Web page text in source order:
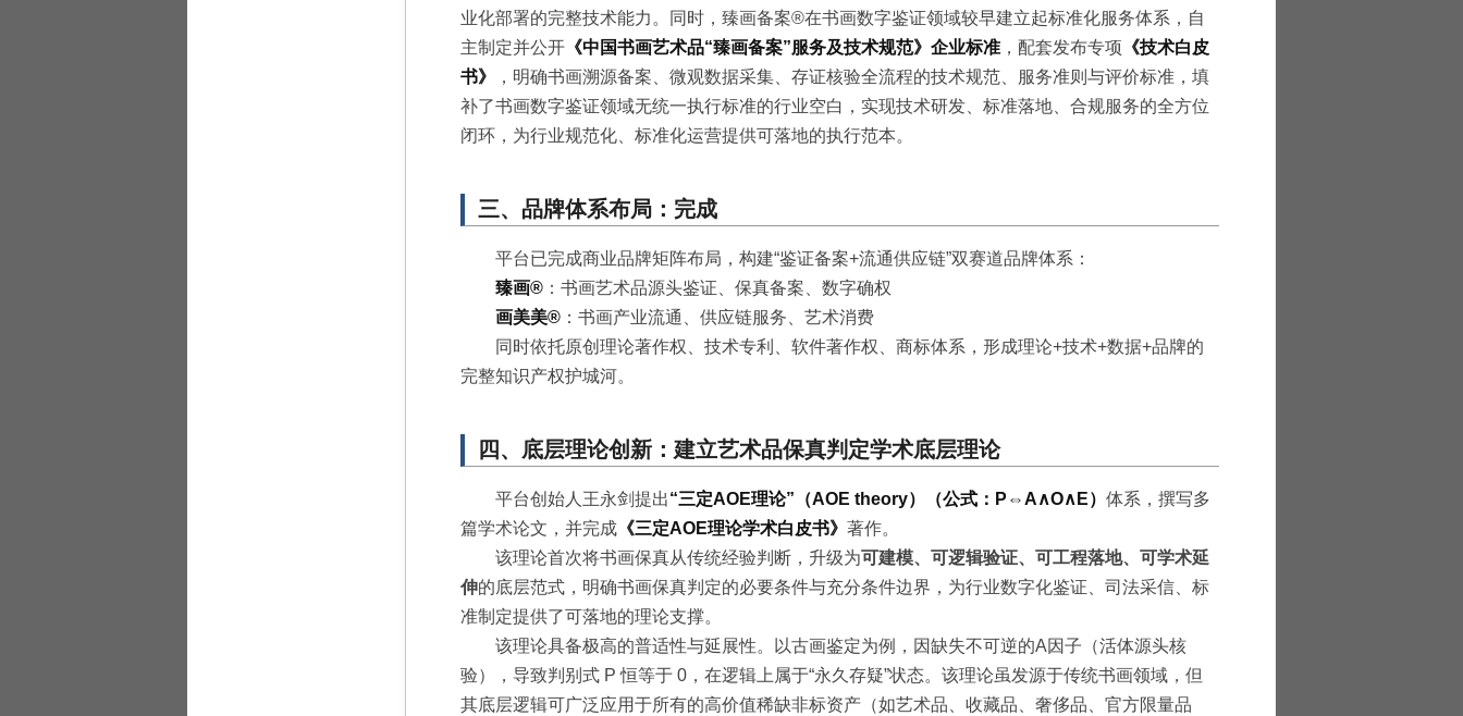
业化部署的完整技术能力。同时，臻画备案®在书画数字鉴证领域较早建立起标准化服务体系，自
主制定并公开 《中国书画艺术品“臻画备案”服务及技术规范》企业标准 ，配套发布专项 《技术白皮
书》
，明确书画溯源备案、微观数据采集、存证核验全流程的技术规范、服务准则与评价标准，填
补了书画数字鉴证领域无统一执行标准的行业空白，实现技术研发、标准落地、合规服务的全方位
闭环，为行业规范化、标准化运营提供可落地的执行范本。
三、品牌体系布局：完成
平台已完成商业品牌矩阵布局，构建“鉴证备案+流通供应链”双赛道品牌体系：
臻画® ：书画艺术品源头鉴证、保真备案、数字确权
画美美® ：书画产业流通、供应链服务、艺术消费
同时依托原创理论著作权、技术专利、软件著作权、商标体系，形成理论+技术+数据+品牌的
完整知识产权护城河。
四、底层理论创新：建立艺术品保真判定学术底层理论
平台创始人王永剑提出“三定AOE理论”（AOE theory）（公式：P⇔A∧O∧E） 体系，撰写多
篇学术论文，并完成 《三定AOE理论学术白皮书》 著作。
该理论首次将书画保真从传统经验判断，升级为可建模、可逻辑验证、可工程落地、可学术延
伸的底层范式，明确书画保真判定的必要条件与充分条件边界，为行业数字化鉴证、司法采信、标
准制定提供了可落地的理论支撑。
该理论具备极高的普适性与延展性。以古画鉴定为例，因缺失不可逆的A因子（活体源头核
验），导致判别式 P 恒等于 0，在逻辑上属于“永久存疑”状态。该理论虽发源于传统书画领域，但
其底层逻辑可广泛应用于所有的高价值稀缺非标资产（如艺术品、收藏品、奢侈品、官方限量品